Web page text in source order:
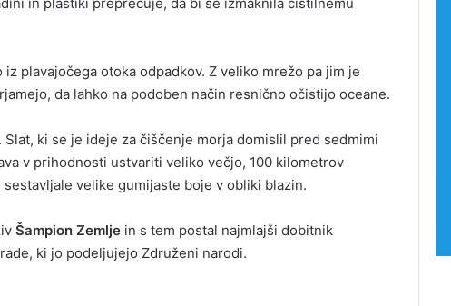
plavajočega otoka odpadkov. Z veliko mrežo pa jim je
da lahko na podoben način resnično očistijo oceane.
ki se je ideje za čiščenje morja domislil pred sedmimi
v prihodnosti ustvariti veliko večjo, 100 kilometrov
velike gumijaste boje v obliki blazin.
Šampion Zemlje in s tem postal najmlajši dobitnik
ki jo podeljujejo Združeni narodi.